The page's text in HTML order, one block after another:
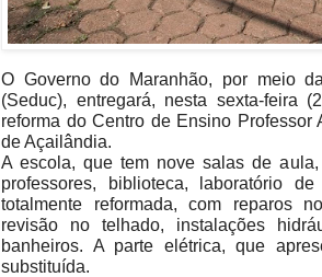
O Governo do Maranhão, por meio
(Seduc), entregará, nesta sexta-feira
reforma do Centro de Ensino
de Açailândia.
A escola, que tem nove salas de
professores, biblioteca, laboratório
totalmente reformada, com reparos
revisão no telhado, instalações
banheiros. A parte elétrica, que
substituída.